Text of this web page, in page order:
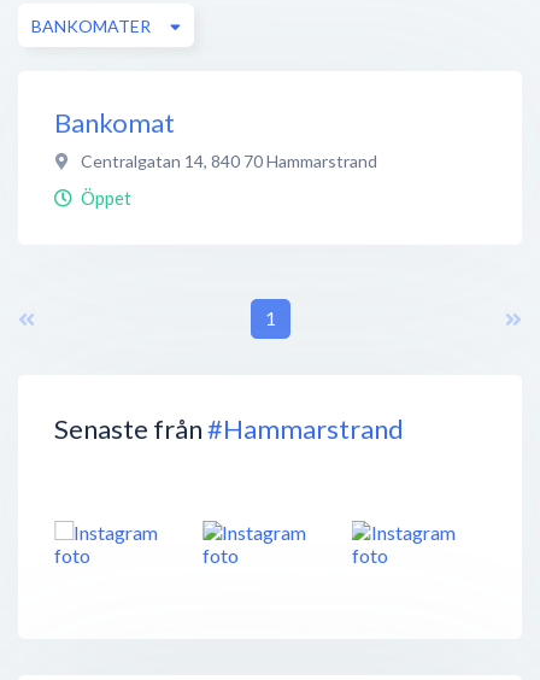
Senaste från#Hammarstrand
BANKOMATER
Bankomat
Centralgatan 14, 840 70Hammarstrand
Öppet
1